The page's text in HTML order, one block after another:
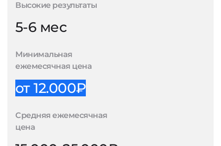
Высокие результаты
5-6 мес
Минимальная
ежемесячная цена
от 12.000₽
Средняя ежемесячная
цена